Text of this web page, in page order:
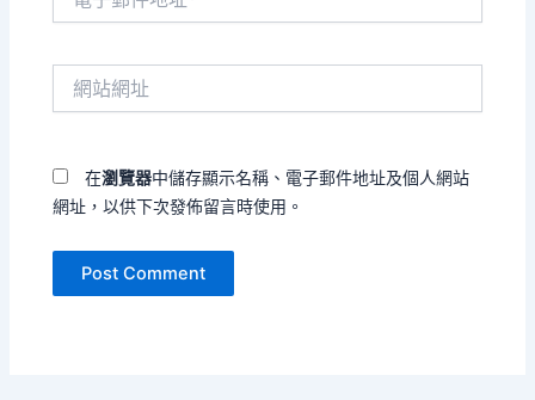
在瀏覽器中儲存顯示名稱、電子郵件地址及個人網站
網址，以供下次發佈留言時使用。